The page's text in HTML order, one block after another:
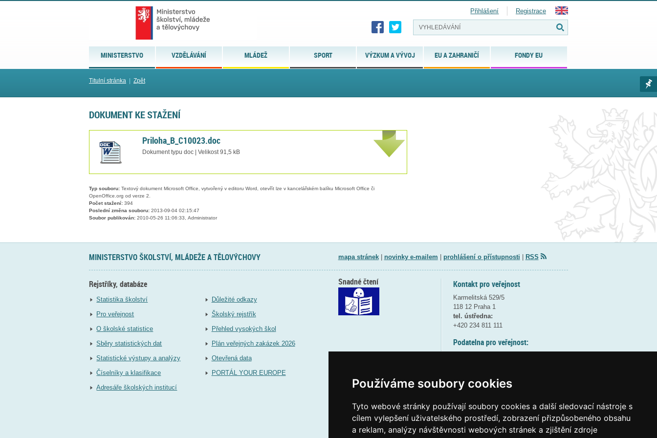
Používáme soubory cookies
Tyto webové stránky používají soubory cookies a další sledovací nástroje s
cílem vylepšení uživatelského prostředí, zobrazení přizpůsobeného obsahu
a reklam, analýzy návštěvnosti webových stránek a zjištění zdroje
MINISTERSTVO VZDĚLÁVÁNÍ MLÁDEŽ SPORT VÝZKUM A VÝVOJ EU A ZAHRANIČÍ FONDY EU
Přihlášení Registrace
Titulní stránka Zpět
DOKUMENT KE STAŽENÍ
Priloha_B_C10023.doc
Dokument typu doc | Velikost 91,5 kB
Typ souboru: Textový dokument Microsoft Office, vytvořený v editoru Word, otevřít lze v kancelářském balíku Microsoft Office či
OpenOffice.org od verze 2.
Počet stažení: 394
Poslední změna souboru: 2013-09-04 02:15:47
Soubor publikován: 2010-05-26 11:06:33, Administrator
MINISTERSTVO ŠKOLSTVÍ, MLÁDEŽE A TĚLOVÝCHOVY mapa stránek| novinky e-mailem prohlášení o přístupnosti RSS
Rejstříky, databáze
Statistika školství
Pro veřejnost
O školské statistice
Sběry statistických dat
Statistické výstupy a analýzy
Číselníky a klasifikace
Adresáře školských institucí
Důležité odkazy
Školský rejstřík
Přehled vysokých škol
Plán veřejných zakázek 2026
Otevřená data
PORTÁL YOUR EUROPE
Kontakt pro veřejnost
Karmelitská 529/5
118 12 Praha 1
tel. ústředna:
+420 234 811 111
Podatelna pro veřejnost:
(více informací
Elektronická podatelna:
posta@msmtgov cz
Snadné čtení